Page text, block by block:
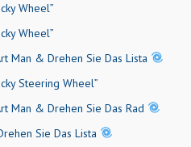
Wheel”
Wheel”
Man & Drehen Sie Das Lista
Steering Wheel”
Man & Drehen Sie Das Rad
Sie Das Lista